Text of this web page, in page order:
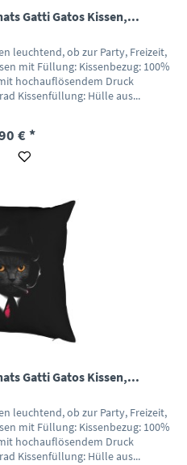
Gatti Gatos Kissen,...
leuchtend, ob zur Party, Freizeit,
mit Füllung: Kissenbezug: 100%
hochauflösendem Druck
Kissenfüllung: Hülle aus...
€ *
Gatti Gatos Kissen,...
leuchtend, ob zur Party, Freizeit,
mit Füllung: Kissenbezug: 100%
hochauflösendem Druck
Kissenfüllung: Hülle aus...